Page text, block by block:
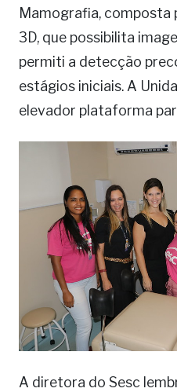
Mamografia, composta
3D, que possibilita
permiti a detecção
estágios iniciais. A
elevador plataforma
A diretora do Sesc